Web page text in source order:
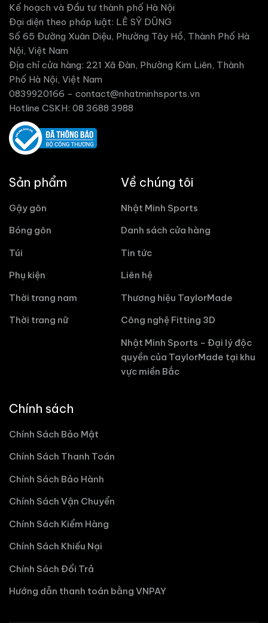
Kế hoạch và Đầu tư thành phố Hà Nội
Đại diện theo pháp luật: LÊ SỸ DŨNG
Số 65 Đường Xuân Diệu, Phường Tây Hồ, Thành Phố Hà
Nội, Việt Nam
Địa chỉ cửa hàng: 221 Xã Đàn, Phường Kim Liên, Thành
Phố Hà Nội, Việt Nam
0839920166 - contact@nhatminhsports.vn
Hotline CSKH: 08 3688 3988
Sản phẩm
Gậy gôn
Bóng gôn
Túi
Phụ kiện
Thời trang nam
Thời trang nữ
Về chúng tôi
Nhật Minh Sports
Danh sách cửa hàng
Tin tức
Liên hệ
Thương hiệu TaylorMade
Công nghệ Fitting 3D
Nhật Minh Sports - Đại lý độc
quyền của TaylorMade tại khu
vực miền Bắc
Chính sách
Chính Sách Bảo Mật
Chính Sách Thanh Toán
Chính Sách Bảo Hành
Chính Sách Vận Chuyển
Chính Sách Kiểm Hàng
Chính Sách Khiếu Nại
Chính Sách Đổi Trả
Hướng dẫn thanh toán bằng VNPAY